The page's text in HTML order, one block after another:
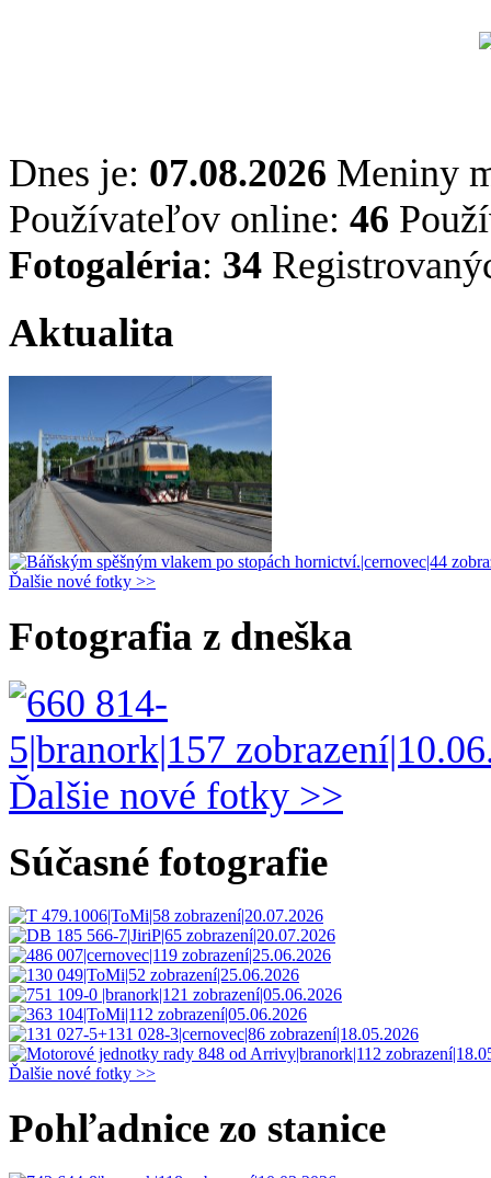
Dnes je: 07.08.2026 Meniny
Používateľov online: 46
Fotogaléria: 34
Aktualita
Ďalšie nové fotky >>
Fotografia z dneška
Ďalšie nové fotky >>
Súčasné fotografie
Ďalšie nové fotky >>
Pohľadnice zo stanice